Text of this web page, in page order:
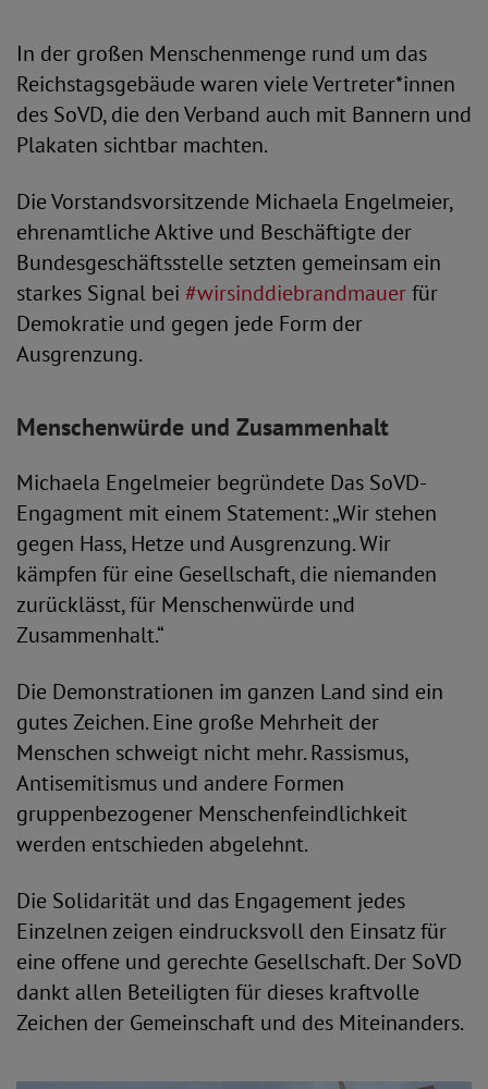
In der großen Menschenmenge rund um das
Reichstagsgebäude waren viele Vertreter*innen
des SoVD, die den Verband auch mit Bannern und
Plakaten sichtbar machten.
Die Vorstandsvorsitzende Michaela Engelmeier,
ehrenamtliche Aktive und Beschäftigte der
Bundesgeschäftsstelle setzten gemeinsam ein
starkes Signal bei #wirsinddiebrandmauerfür
Demokratie und gegen jede Form der
Ausgrenzung.
Menschenwürde und Zusammenhalt
Michaela Engelmeier begründete Das SoVD-
Engagment mit einem Statement: „Wir stehen
gegen Hass, Hetze und Ausgrenzung. Wir
kämpfen für eine Gesellschaft, die niemanden
zurücklässt, für Menschenwürde und
Zusammenhalt.“
Die Demonstrationen im ganzen Land sind ein
gutes Zeichen. Eine große Mehrheit der
Menschen schweigt nicht mehr. Rassismus,
Antisemitismus und andere Formen
gruppenbezogener Menschenfeindlichkeit
werden entschieden abgelehnt.
Die Solidarität und das Engagement jedes
Einzelnen zeigen eindrucksvoll den Einsatz für
eine offene und gerechte Gesellschaft. Der SoVD
dankt allen Beteiligten für dieses kraftvolle
Zeichen der Gemeinschaft und des Miteinanders.